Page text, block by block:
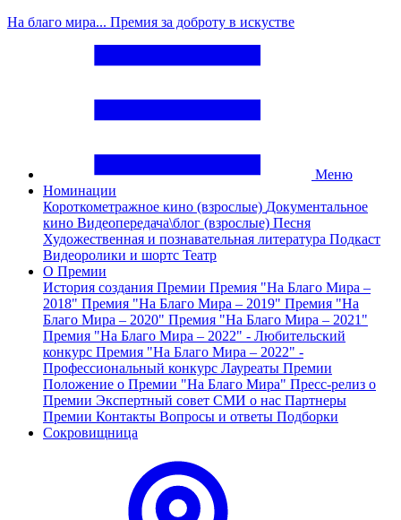
На благо мира... Премия за доброту в искустве
Меню
Номинации
Короткометражное кино (взрослые) Документальное
кино Видеопередача\блог (взрослые) Песня
Художественная и познавательная литература Подкаст
Видеоролики и шортс Театр
О Премии
История создания Премии Премия "На Благо Мира –
2018" Премия "На Благо Мира – 2019" Премия "На
Благо Мира – 2020" Премия "На Благо Мира – 2021"
Премия "На Благо Мира – 2022" - Любительский
конкурс Премия "На Благо Мира – 2022" -
Профессиональный конкурс Лауреаты Премии
Положение о Премии "На Благо Мира" Пресс-релиз о
Премии Экспертный совет СМИ о нас Партнеры
Премии Контакты Вопросы и ответы Подборки
Сокровищница